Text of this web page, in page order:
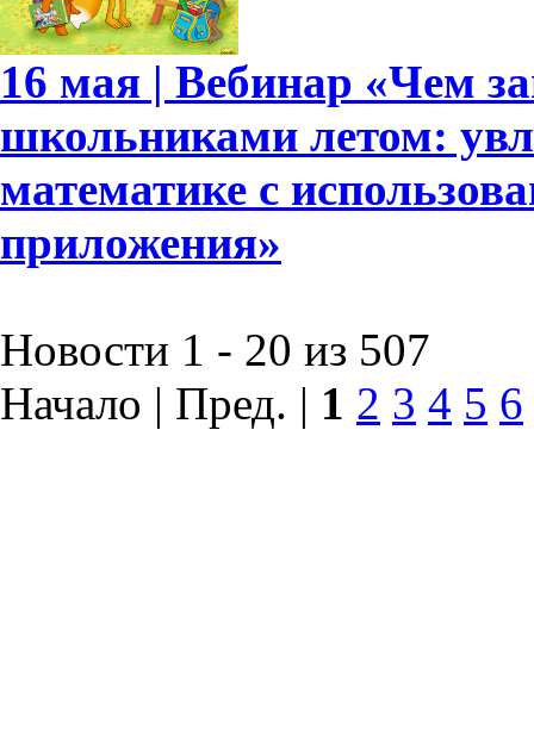
16 мая | Вебинар «Чем
школьниками летом:
математике с
приложения»
Новости 1 - 20 из 507
Начало | Пред. | 1 2 3 4 5 6